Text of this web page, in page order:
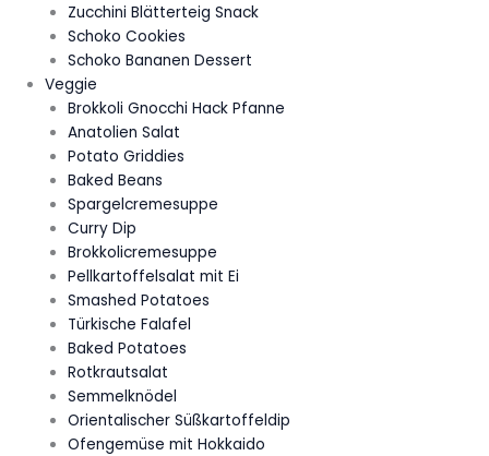
Zucchini Blätterteig Snack
Schoko Cookies
Schoko Bananen Dessert
Veggie
Brokkoli Gnocchi Hack Pfanne
Anatolien Salat
Potato Griddies
Baked Beans
Spargelcremesuppe
Curry Dip
Brokkolicremesuppe
Pellkartoffelsalat mit Ei
Smashed Potatoes
Türkische Falafel
Baked Potatoes
Rotkrautsalat
Semmelknödel
Orientalischer Süßkartoffeldip
Ofengemüse mit Hokkaido